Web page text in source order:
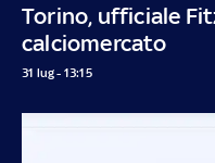
Torino, ufficiale
calciomercato
31 lug - 13:15